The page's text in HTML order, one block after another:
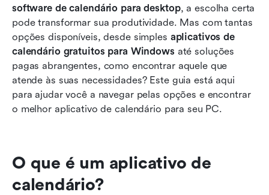
software de calendário para desktop, a escolha certa
pode transformar sua produtividade. Mas com tantas
opções disponíveis, desde simples aplicativos de
calendário gratuitos para Windows até soluções
pagas abrangentes, como encontrar aquele que
atende às suas necessidades? Este guia está aqui
para ajudar você a navegar pelas opções e encontrar
o melhor aplicativo de calendário para seu PC.
O que é um aplicativo de
calendário?
Leitura relacionada